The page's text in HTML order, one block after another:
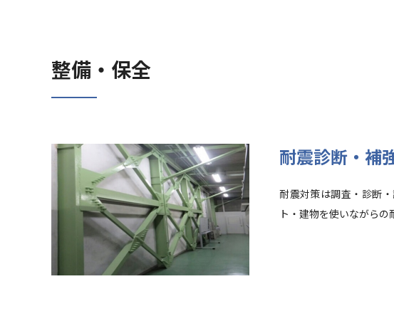
整備・保全
耐震診断・補
耐震対策は調査・診断
ト・建物を使いながらの